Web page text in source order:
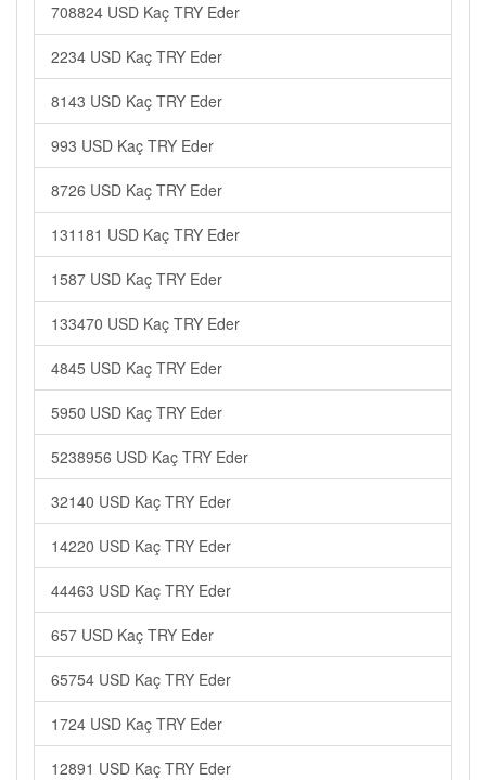
708824 USD Kaç TRY Eder
2234 USD Kaç TRY Eder
8143 USD Kaç TRY Eder
993 USD Kaç TRY Eder
8726 USD Kaç TRY Eder
131181 USD Kaç TRY Eder
1587 USD Kaç TRY Eder
133470 USD Kaç TRY Eder
4845 USD Kaç TRY Eder
5950 USD Kaç TRY Eder
5238956 USD Kaç TRY Eder
32140 USD Kaç TRY Eder
14220 USD Kaç TRY Eder
44463 USD Kaç TRY Eder
657 USD Kaç TRY Eder
65754 USD Kaç TRY Eder
1724 USD Kaç TRY Eder
12891 USD Kaç TRY Eder